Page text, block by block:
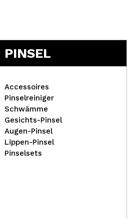
Technic Cosmetics -
Falsche Nägel False Nails
PINSEL
Accessoires
Pinselreiniger
Schwämme
Gesichts-Pinsel
Augen-Pinsel
Lippen-Pinsel
Pinselsets